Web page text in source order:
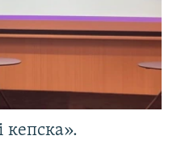
кепска».